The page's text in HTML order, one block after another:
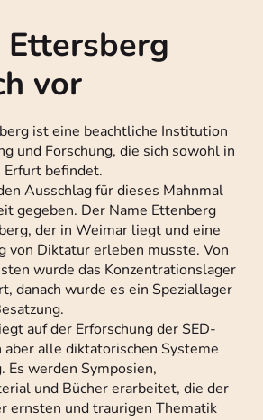
vor
ist eine beachtliche Institution
und Forschung, die sich sowohl in
Erfurt befindet.
Ausschlag für dieses Mahnmal
gegeben. Der Name Ettenberg
der in Weimar liegt und eine
von Diktatur erleben musste. Von
wurde das Konzentrationslager
danach wurde es ein Speziallager
auf der Erforschung der SED-
alle diktatorischen Systeme
Es werden Symposien,
und Bücher erarbeitet, die der
ernsten und traurigen Thematik